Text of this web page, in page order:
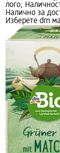
лого;
Налично за
Изберете dm